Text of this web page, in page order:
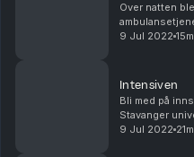
Over natten
handlet
9 Jul 2022
Intensiven
Bli med på
Stavanger
sykeste av de
9 Jul 2022